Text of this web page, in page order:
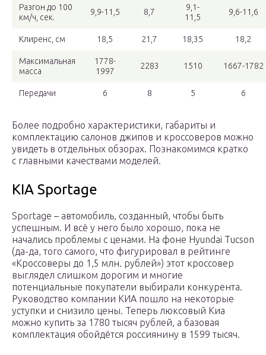
Разгон до 100
км/ч, сек.
9,9-11,5 8,7
9,1-
11,5
9,6-11,6
Клиренс, см 18,5 21,7 18,35 18,2
Максимальная
масса
1778-
1997
2283 1510 1667-1782
Передачи 6 8 5 6
Более подробно характеристики, габариты и
комплектацию салонов джипов и кроссоверов можно
увидеть в отдельных обзорах. Познакомимся кратко
с главными качествами моделей.
KIA Sportage
Sportage – автомобиль, созданный, чтобы быть
успешным. И всё у него было хорошо, пока не
начались проблемы с ценами. На фоне Hyundai Tucson
(да-да, того самого, что фигурировал в рейтинге
«Кроссоверы до 1,5 млн. рублей») этот кроссовер
выглядел слишком дорогим и многие
потенциальные покупатели выбирали конкурента.
Руководство компании КИА пошло на некоторые
уступки и снизило цены. Теперь люксовый Киа
можно купить за 1780 тысяч рублей, а базовая
комплектация обойдётся россиянину в 1599 тысяч.